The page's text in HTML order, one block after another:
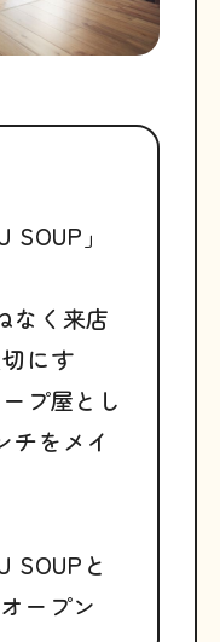
」
なく来店
にす
プ屋とし
チをメイ
SOUPと
ープン